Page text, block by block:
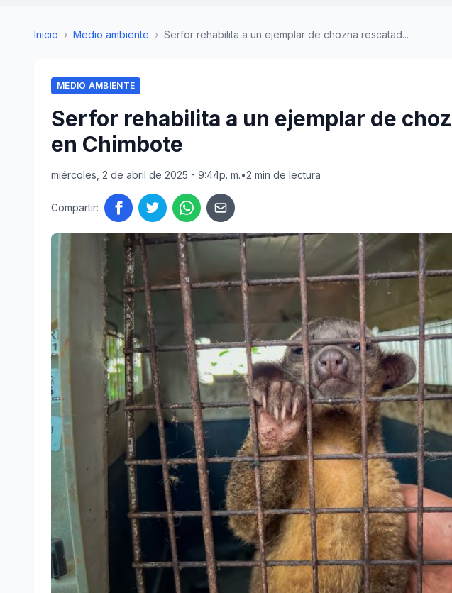
Inicio › Medio ambiente › Serfor rehabilita a un ejemplar de chozna rescatad...
MEDIO AMBIENTE
Serfor rehabilita a un ejemplar de
en Chimbote
miércoles, 2 de abril de 2025 - 9:44p. m.•2 min de lectura
Compartir: